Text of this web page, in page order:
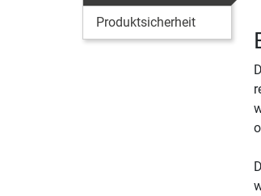
Produktsicherheit